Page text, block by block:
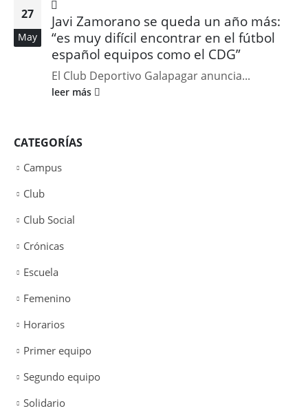
27
May
Javi Zamorano se queda un año más:
“es muy difícil encontrar en el fútbol
español equipos como el CDG”
El Club Deportivo Galapagar anuncia...
leer más
CATEGORÍAS
Campus
Club
Club Social
Crónicas
Escuela
Femenino
Horarios
Primer equipo
Segundo equipo
Solidario